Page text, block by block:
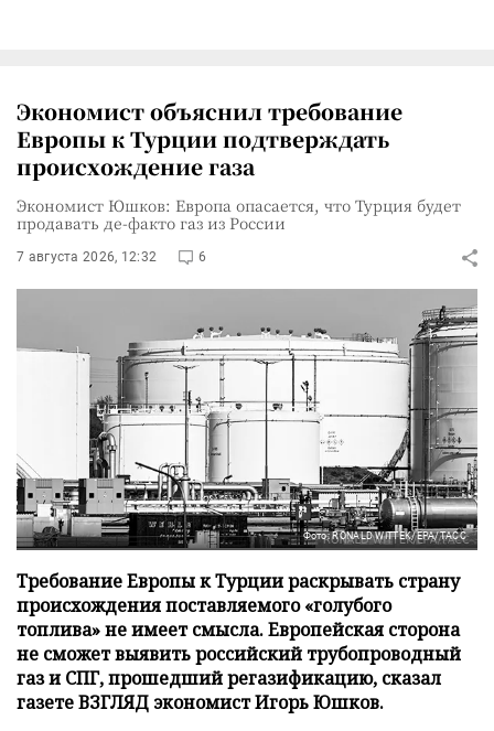
Экономист объяснил требование
Европы к Турции подтверждать
происхождение газа
Экономист Юшков: Европа опасается, что Турция будет
продавать де-факто газ из России
7 августа 2026, 12:32 6
Фото: RONALD WITTEK/EPA/ТАСС
Требование Европы к Турции раскрывать страну
происхождения поставляемого «голубого
топлива» не имеет смысла. Европейская сторона
не сможет выявить российский трубопроводный
газ и СПГ, прошедший регазификацию, сказал
газете ВЗГЛЯД экономист Игорь Юшков.